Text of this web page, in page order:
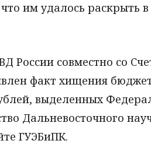
им удалось раскрыть в
России совместно со
факт хищения
выделенных
Дальневосточного
ГУЭБиПК.